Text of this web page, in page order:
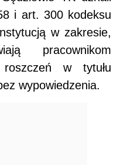
i art. 300 kodeksu
w zakresie,
pracownikom
roszczeń w tytułu
wypowiedzenia.